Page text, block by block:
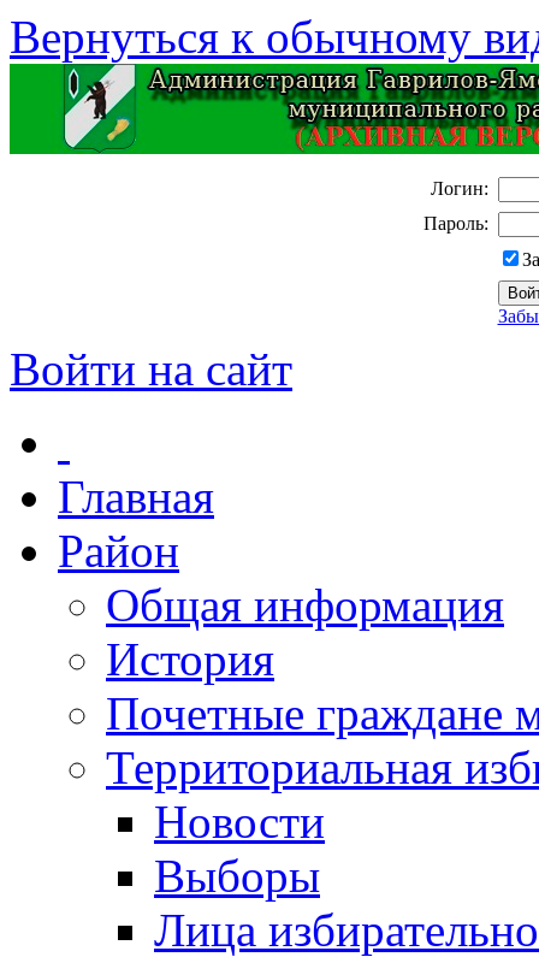
Вернуться к обычному
Логин:
Пароль:
Войти на сайт
Главная
Район
Общая информация
История
Почетные граждане
Территориальная
Новости
Выборы
Лица